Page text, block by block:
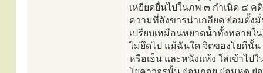
เหยียดยื่นไปในภพ ๓ กำเนิด ๔
ความที่สังขารน่าเกลียด ย่อมตั้ง
เปรียบเหมือนหยาดน้ำทั้งหลาย
ไม่ยึดไป แม้ฉันใด จิตของโยคีนั้
หรือเอ็น และหนังแห้ง ใส่เข้าไป